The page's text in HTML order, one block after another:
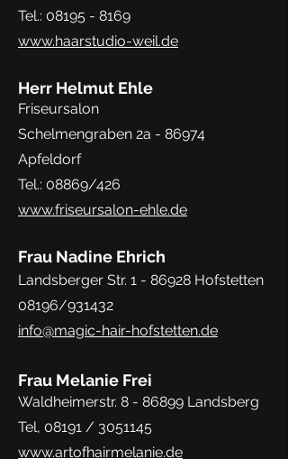
Tel.: 08195 - 8169
www.haarstudio-weil.de
Herr Helmut Ehle
Friseursalon
Schelmengraben 2a - 86974
Apfeldorf
Tel.: 08869/426
www.friseursalon-ehle.de
Frau Nadine Ehrich
Landsberger Str. 1 - 86928 Hofstetten
08196/931432
info@magic-hair-hofstetten.de
Frau Melanie Frei
Waldheimerstr. 8 - 86899 Landsberg
Tel, 08191 / 3051145
www.artofhairmelanie.de